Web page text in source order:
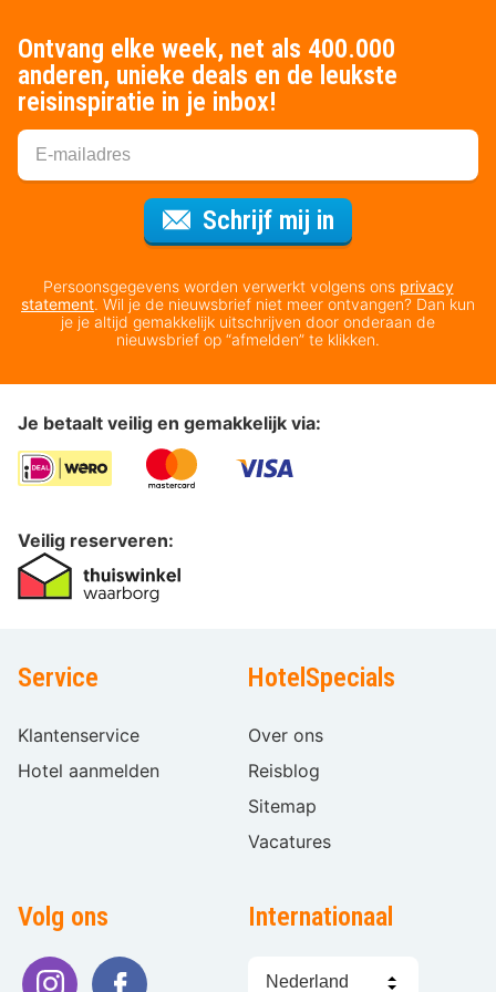
Ontvang elke week, net als 400.000
anderen, unieke deals en de leukste
reisinspiratie in je inbox!
Schrijf mij in
Persoonsgegevens worden verwerkt volgens ons privacy
statement. Wil je de nieuwsbrief niet meer ontvangen? Dan kun
je je altijd gemakkelijk uitschrijven door onderaan de
nieuwsbrief op “afmelden” te klikken.
Je betaalt veilig en gemakkelijk via:
Veilig reserveren:
Service
Klantenservice
Hotel aanmelden
HotelSpecials
Over ons
Reisblog
Sitemap
Vacatures
Volg ons Internationaal